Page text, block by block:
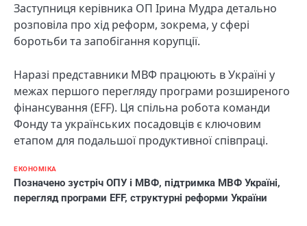
Заступниця керівника ОП Ірина Мудра детально
розповіла про хід реформ, зокрема, у сфері
боротьби та запобігання корупції.
Наразі представники МВФ працюють в Україні у
межах першого перегляду програми розширеного
фінансування (EFF). Ця спільна робота команди
Фонду та українських посадовців є ключовим
етапом для подальшої продуктивної співпраці.
ЕКОНОМІКА
Позначено зустріч ОПУ і МВФ, підтримка МВФ Україні,
перегляд програми EFF, структурні реформи України